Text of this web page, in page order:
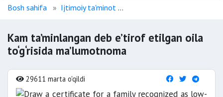
Bosh sahifa Ijtimoiy ta'minot
Kam ta’minlangan deb e’tirof etilgan oila
to‘g‘risida ma’lumotnoma
29611 marta o'qildi